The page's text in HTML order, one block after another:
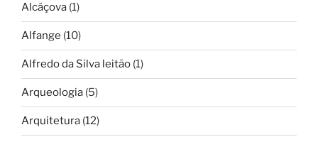
Alcáçova (1)
Alfange (10)
Alfredo da Silva leitão (1)
Arqueologia (5)
Arquitetura (12)